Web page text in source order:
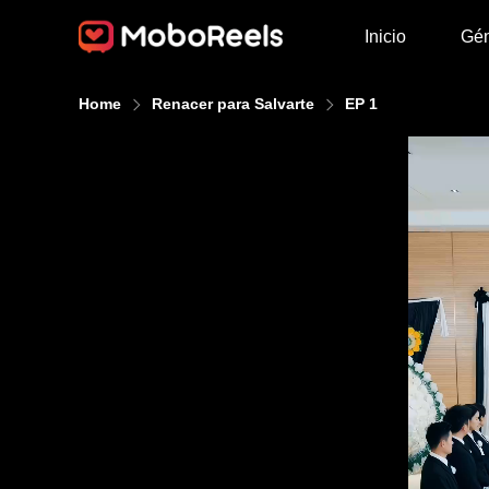
Inicio
Home Renacer para Salvarte EP 1